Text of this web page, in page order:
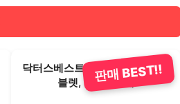
닥터스베스트 MSM 1500mg 타
블렛, 120정, 2개판매 BEST!!